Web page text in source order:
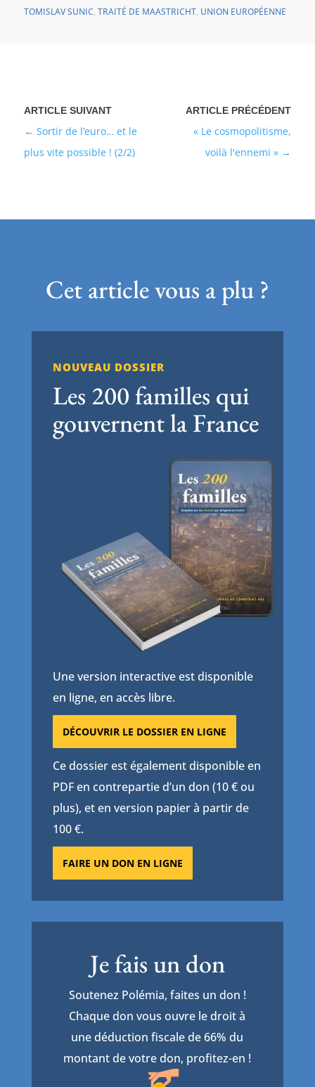
TOMISLAV SUNIC, TRAITÉ DE MAASTRICHT, UNION EUROPÉENNE
« Le cosmopolitisme,
voilà l'ennemi »
Sortir de l’euro… et le
plus vite possible ! (2/2)
Cet article vous a plu ?
NOUVEAU DOSSIER
Les 200 familles qui
gouvernent la France
Une version interactive est disponible
en ligne, en accès libre.
DÉCOUVRIR LE DOSSIER EN LIGNE
Ce dossier est également disponible en
PDF en contrepartie d’un don (10 € ou
plus), et en version papier à partir de
100 €.
FAIRE UN DON EN LIGNE
Je fais un don
Soutenez Polémia, faites un don !
Chaque don vous ouvre le droit à
une déduction fiscale de 66% du
montant de votre don, profitez-en !